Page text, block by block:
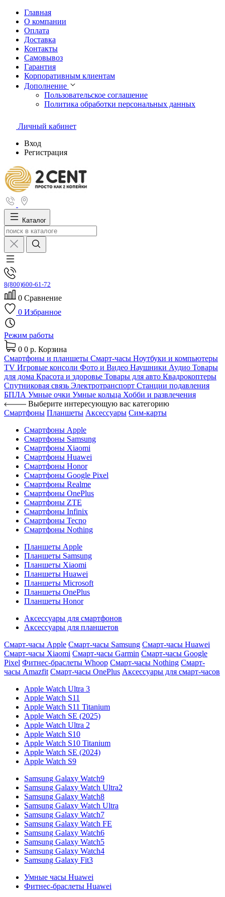
Главная
О компании
Оплата
Доставка
Контакты
Самовывоз
Гарантия
Корпоративным клиентам
Дополнение
Пользовательское соглашение
Политика обработки персональных данных
Личный кабинет
Вход
Регистрация
Каталог
8(800)600-61-72
0 Сравнение
0 Избранное
Режим работы
0 0 р. Корзина
Смартфоны и планшеты Смарт-часы Ноутбуки и компьютеры
TV Игровые консоли Фото и Видео Наушники Аудио Товары
для дома Красота и здоровье Товары для авто Квадрокоптеры
Спутниковая связь Электротранспорт Станции подавления
БПЛА Умные очки Умные кольца Хобби и развлечения
Выберите интересующую вас категорию
Смартфоны Планшеты Аксессуары Сим-карты
Смартфоны Apple
Смартфоны Samsung
Смартфоны Xiaomi
Смартфоны Huawei
Смартфоны Honor
Смартфоны Google Pixel
Смартфоны Realme
Смартфоны OnePlus
Смартфоны ZTE
Смартфоны Infinix
Смартфоны Tecno
Смартфоны Nothing
Планшеты Apple
Планшеты Samsung
Планшеты Xiaomi
Планшеты Huawei
Планшеты Microsoft
Планшеты OnePlus
Планшеты Honor
Аксессуары для смартфонов
Аксессуары для планшетов
Смарт-часы Apple Смарт-часы Samsung Смарт-часы Huawei
Смарт-часы Xiaomi Смарт-часы Garmin Смарт-часы Google
Pixel Фитнес-браслеты Whoop Смарт-часы Nothing Смарт-
часы Amazfit Смарт-часы OnePlus Аксессуары для смарт-часов
Apple Watch Ultra 3
Apple Watch S11
Apple Watch S11 Titanium
Apple Watch SE (2025)
Apple Watch Ultra 2
Apple Watch S10
Apple Watch S10 Titanium
Apple Watch SE (2024)
Apple Watch S9
Samsung Galaxy Watch9
Samsung Galaxy Watch Ultra2
Samsung Galaxy Watch8
Samsung Galaxy Watch Ultra
Samsung Galaxy Watch7
Samsung Galaxy Watch FE
Samsung Galaxy Watch6
Samsung Galaxy Watch5
Samsung Galaxy Watch4
Samsung Galaxy Fit3
Умные часы Huawei
Фитнес-браслеты Huawei